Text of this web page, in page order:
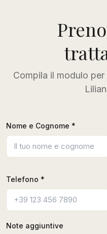
Compila il modulo
Nome e Cognome *
Telefono *
Note aggiuntive